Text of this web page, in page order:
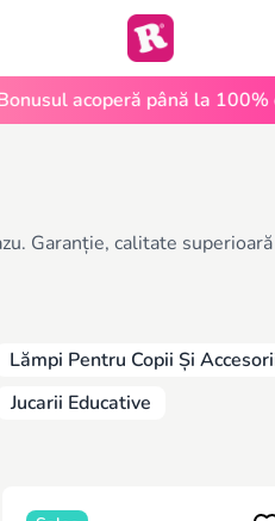
acoperă până la 100% din
Garanție, calitate
Lămpi Pentru Copii Și
Jucarii Educative